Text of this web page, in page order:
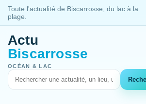
Toute l'actualité de Biscarrosse, du lac à la
plage.
Actu
Biscarrosse
OCÉAN & LAC